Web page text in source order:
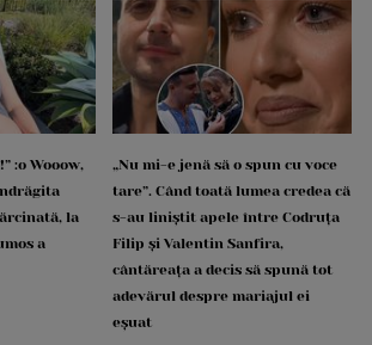
:o Wooow,
la
a
„Nu mi-e jenă să o spun cu voce
tare”. Când toată lumea credea că
s-au liniștit apele între Codruța
Filip și Valentin Sanfira,
cântăreața a decis să spună tot
adevărul despre mariajul ei
eșuat